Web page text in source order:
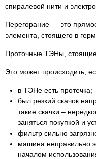
спиралевой нити и
Перегорание — это
элемента, стоящего в
Проточные ТЭНы, стоящие
Это может происходить,
в ТЭНе есть протечка;
был резкий скачок
такие скачки –
заняться покупкой и
фильтр сильно
машина неправильно
началом